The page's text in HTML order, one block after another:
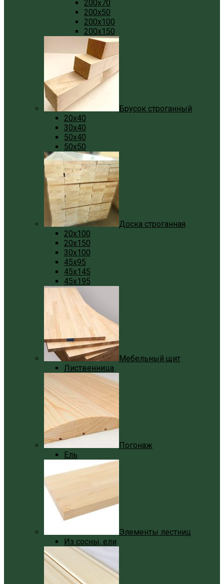
200x70
200x50
200x100
200x150
Брусок строганный
20x40
30x40
50x40
50x50
Доска строганная
20x100
20x150
30x100
45x95
45x145
45x195
Мебельный щит
Лиственница
Погонаж
Ель
Элементы лестниц
Из сосны, ели